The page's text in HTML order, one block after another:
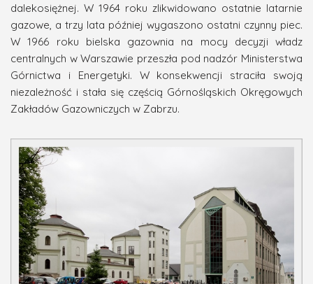
dalekosiężnej. W 1964 roku zlikwidowano ostatnie latarnie
gazowe, a trzy lata później wygaszono ostatni czynny piec.
W 1966 roku bielska gazownia na mocy decyzji władz
centralnych w Warszawie przeszła pod nadzór Ministerstwa
Górnictwa i Energetyki. W konsekwencji straciła swoją
niezależność i stała się częścią Górnośląskich Okręgowych
Zakładów Gazowniczych w Zabrzu.